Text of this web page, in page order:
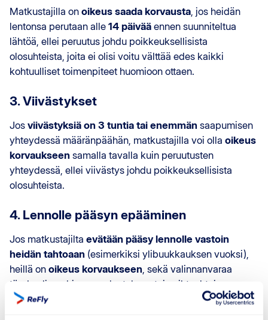
Matkustajilla on oikeus saada korvausta , jos heidän
lentonsa perutaan alle 14 päivää ennen suunniteltua
lähtöä, ellei peruutus johdu poikkeuksellisista
olosuhteista, joita ei olisi voitu välttää edes kaikki
kohtuulliset toimenpiteet huomioon ottaen.
3. Viivästykset
Jos viivästyksiä on 3 tuntia tai enemmän saapumisen
yhteydessä määränpäähän, matkustajilla voi olla oikeus
korvaukseen samalla tavalla kuin peruutusten
yhteydessä, ellei viivästys johdu poikkeuksellisista
olosuhteista.
4. Lennolle pääsyn epääminen
Jos matkustajilta evätään pääsy lennolle vastoin
heidän tahtoaan (esimerkiksi ylibuukkauksen vuoksi),
heillä on oikeus korvaukseen , sekä valinnanvaraa
täyden lipun hinnan palautuksen tai vaihtoehtoisen
lennon välillä heidän lopulliseen määränpäähänsä.